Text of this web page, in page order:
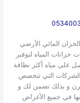
المائي الأرضي
المياه لتوفير
على مياه أكثر نظافة
التي تتخصص
و بذلك تضمن لك و
في جميع الأغراض